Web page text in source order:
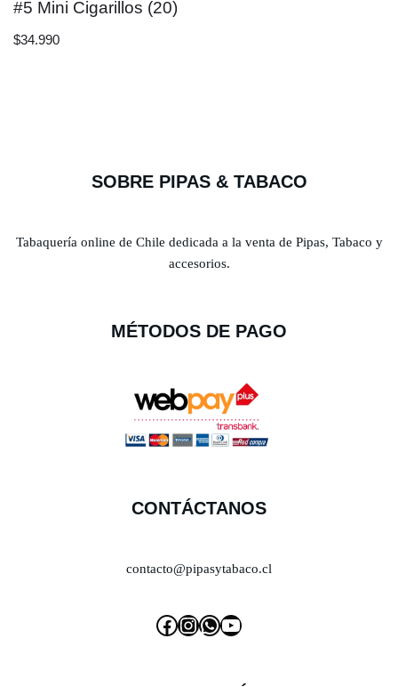
#5 Mini Cigarillos (20)
$34.990
SOBRE PIPAS & TABACO
Tabaquería online de Chile dedicada a la venta de Pipas, Tabaco y
accesorios.
MÉTODOS DE PAGO
CONTÁCTANOS
contacto@pipasytabaco.cl